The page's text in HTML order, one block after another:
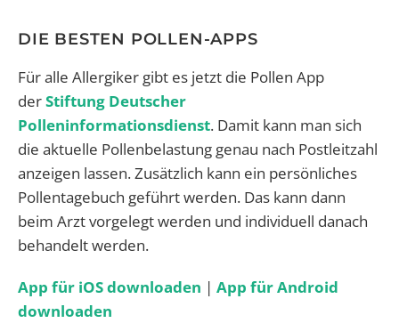
DIE BESTEN POLLEN-APPS
Für alle Allergiker gibt es jetzt die Pollen App
derStiftung Deutscher
Polleninformationsdienst. Damit kann man sich
die aktuelle Pollenbelastung genau nach Postleitzahl
anzeigen lassen. Zusätzlich kann ein persönliches
Pollentagebuch geführt werden. Das kann dann
beim Arzt vorgelegt werden und individuell danach
behandelt werden.
App für iOS downloaden | App für Android
downloaden